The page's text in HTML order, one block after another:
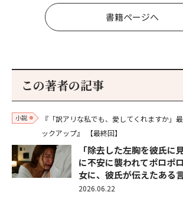
書籍ページへ
この著者の記事
小説
『「訳アリな私でも、愛してくれますか」
ックアップ』
【最終回】
「除去した左胸を彼氏
に不安に襲われてポロポ
女に、彼氏が伝えたある
2026.06.22